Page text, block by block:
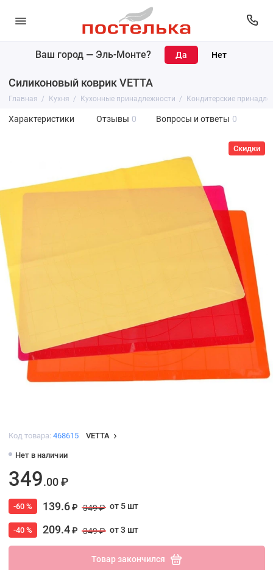
Ваш город — Эль-Монте?
Силиконовый коврик VETTA
Главная Кухня Кухонные принадлежности Кондитерские
Характеристики Отзывы 0 Вопросы и ответы 0
Скидки
Код товара: 468615 VETTA
Нет в наличии
349.00 ₽
-60 % 139.6₽ 349 ₽ от 5 шт
-40 % 209.4₽ 349 ₽ от 3 шт
Товар закончился